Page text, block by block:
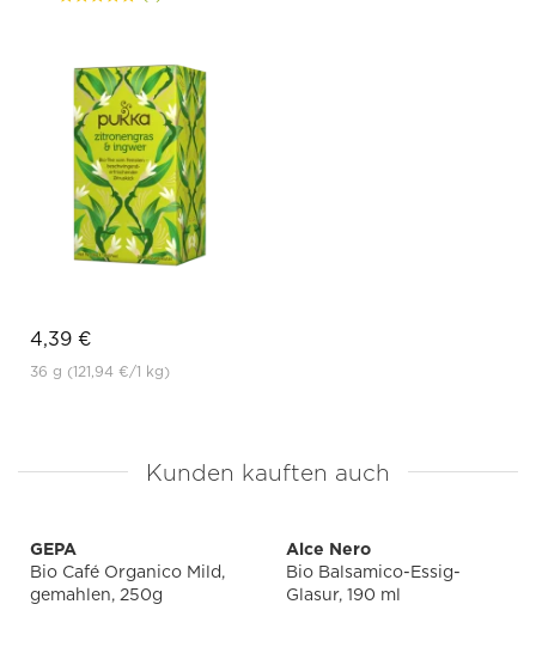
4,39 €
36 g (121,94 €/1 kg)
Kunden kauften auch
GEPA
Bio Café Organico Mild,
gemahlen, 250g
Alce Nero
Bio Balsamico-Essig-
Glasur, 190 ml